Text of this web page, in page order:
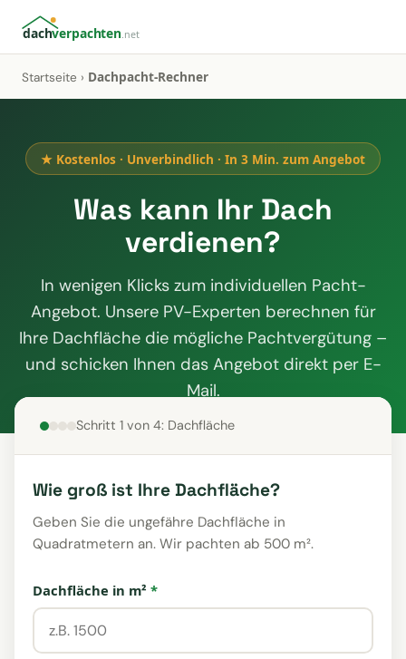
dachverpachten .net
Startseite › Dachpacht-Rechner
★ Kostenlos · Unverbindlich · In 3 Min. zum Angebot
Was kann Ihr Dach
verdienen?
In wenigen Klicks zum individuellen Pacht-
Angebot. Unsere PV-Experten berechnen für
Ihre Dachfläche die mögliche Pachtvergütung –
und schicken Ihnen das Angebot direkt per E-
Mail.
Schritt 1 von 4: Dachfläche
Wie groß ist Ihre Dachfläche?
Geben Sie die ungefähre Dachfläche in
Quadratmetern an. Wir pachten ab 500 m².
Dachfläche in m² *